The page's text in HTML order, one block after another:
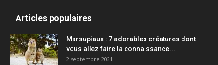
Articles populaires
Marsupiaux : 7 adorables créatures dont
vous allez faire la connaissance...
2 septembre 2021